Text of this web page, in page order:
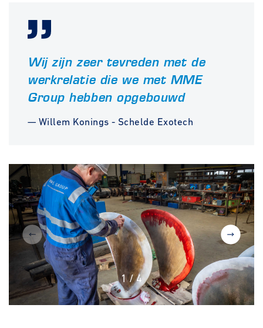
Wij zijn zeer tevreden met de
werkrelatie die we met MME
Group hebben opgebouwd
— Willem Konings - Schelde Exotech
1/4